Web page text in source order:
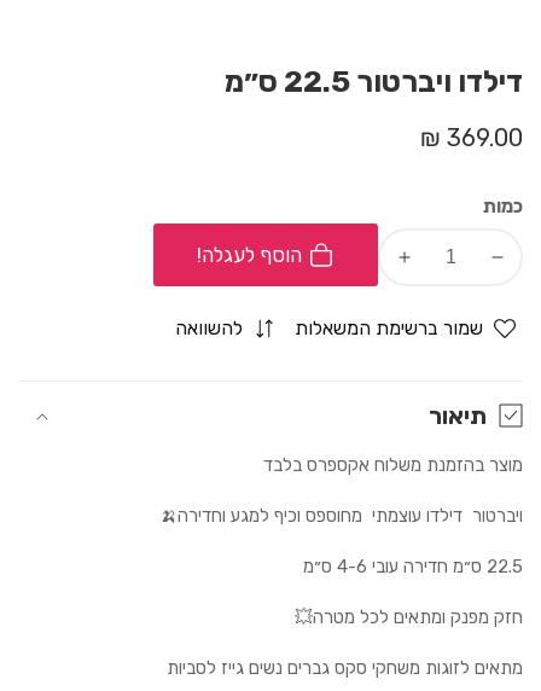
דילדו ויברטור 22.5 ס״מ
מחיר
369.00 ₪
כמות
Decrease
for
22.5
Increase
for
הוסף לעגלה!
שמור ברשימת המשאלות להשוואה
תיאור
מוצר בהזמנת משלוח אקספרס בלבד
ויברטור דילדו עוצמתי מחוספס וכיף למגע וחדירה🍌
22.5 ס״מ חדירה עובי 4-6 ס״מ
חזק מפנק ומתאים לכל מטרה💥
מתאים לזוגות משחקי סקס גברים נשים גייז לסביות